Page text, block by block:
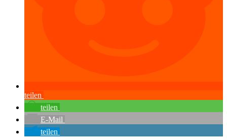
teilen
teilen
E-Mail
teilen